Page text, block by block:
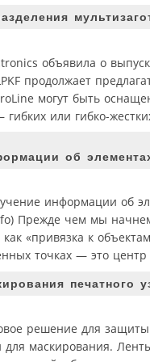
объявила о
продолжает
могут быть
или гибко-
об
информации об
Прежде чем мы
«привязка к
точках — это
печатного
решение для
маскирования.